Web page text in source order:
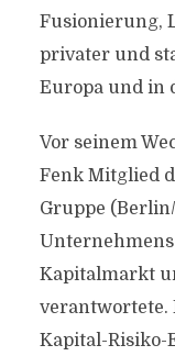
Fusionierung,
privater und
Europa und in
Vor seinem
Fenk Mitglied
Gruppe
Unternehmens
Kapitalmarkt
verantwortete.
Kapital-Risiko-